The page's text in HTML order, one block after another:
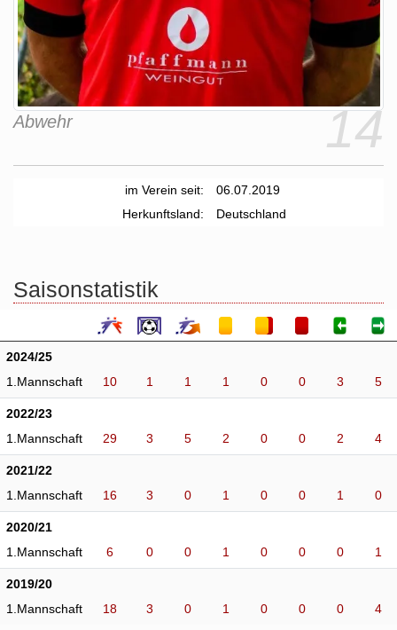
14
Abwehr
im Verein seit:
06.07.2019
Herkunftsland:
Deutschland
Saisonstatistik
2024/25
1.Mannschaft
10 1 1 1 0 0 3 5
2022/23
1.Mannschaft
29 3 5 2 0 0 2 4
2021/22
1.Mannschaft
16 3 0 1 0 0 1 0
2020/21
1.Mannschaft
6 0 0 1 0 0 0 1
2019/20
1.Mannschaft
18 3 0 1 0 0 0 4